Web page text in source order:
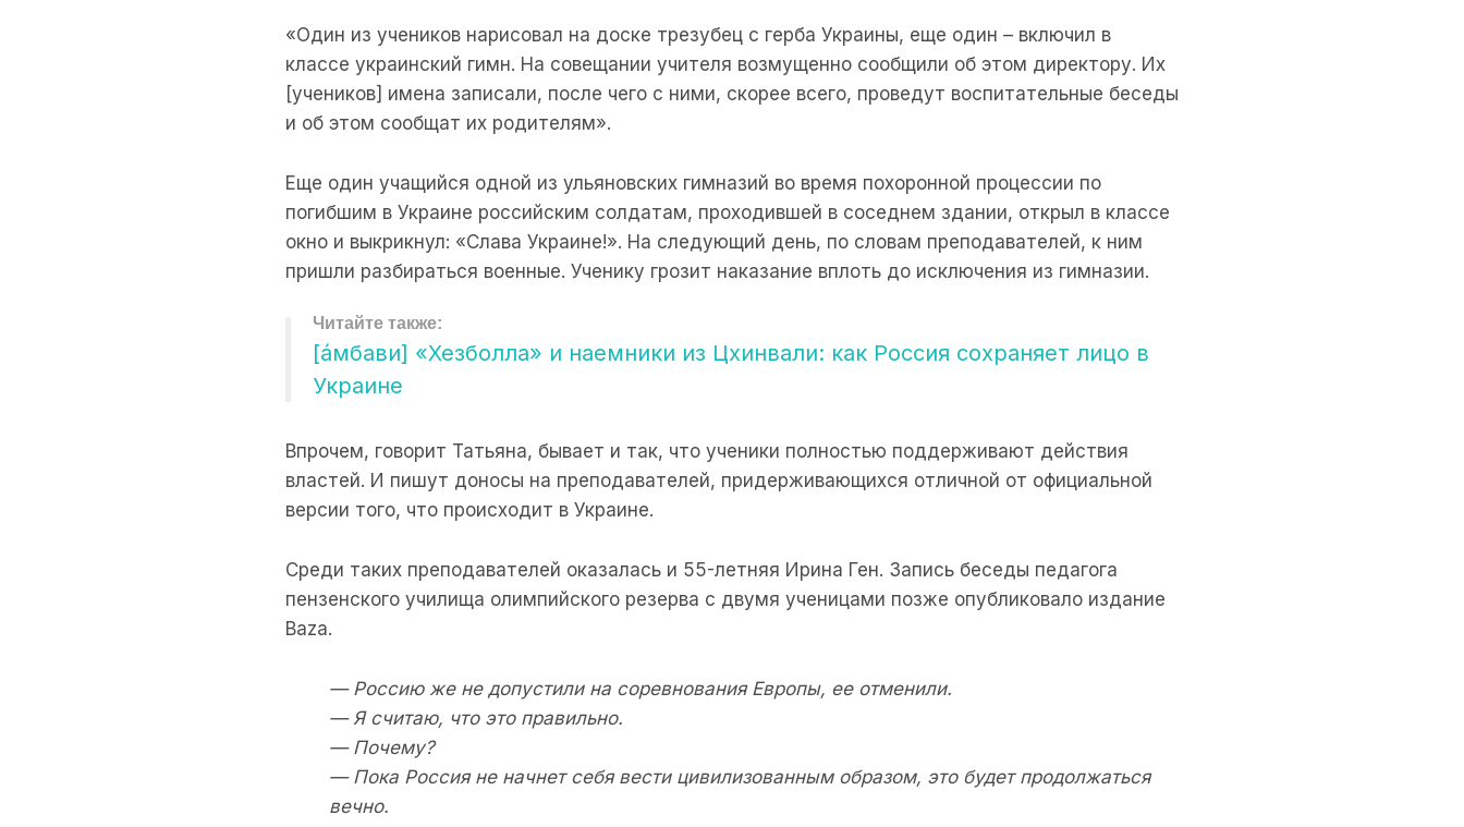
«Один из учеников нарисовал на доске трезубец с герба Украины, еще один – включил в
классе украинский гимн. На совещании учителя возмущенно сообщили об этом директору. Их
[учеников] имена записали, после чего с ними, скорее всего, проведут воспитательные беседы
и об этом сообщат их родителям».
Еще один учащийся одной из ульяновских гимназий во время похоронной процессии по
погибшим в Украине российским солдатам, проходившей в соседнем здании, открыл в классе
окно и выкрикнул: «Слава Украине!». На следующий день, по словам преподавателей, к ним
пришли разбираться военные. Ученику грозит наказание вплоть до исключения из гимназии.
[áмбави] «Хезболла» и наемники из Цхинвали: как Россия сохраняет лицо в
Украине
Впрочем, говорит Татьяна, бывает и так, что ученики полностью поддерживают действия
властей. И пишут доносы на преподавателей, придерживающихся отличной от официальной
версии того, что происходит в Украине.
Среди таких преподавателей оказалась и 55-летняя Ирина Ген. Запись беседы педагога
пензенского училища олимпийского резерва с двумя ученицами позже опубликовало издание
Baza.
— Россию же не допустили на соревнования Европы, ее отменили.
— Я считаю, что это правильно.
— Почему?
— Пока Россия не начнет себя вести цивилизованным образом, это будет продолжаться
вечно.